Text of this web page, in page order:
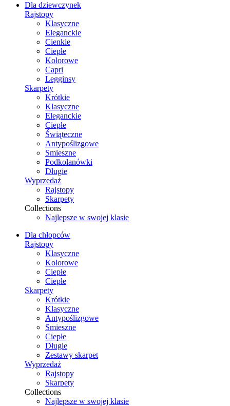
Dla dziewczynek
Rajstopy
Klasyczne
Eleganckie
Cienkie
Ciepłe
Kolorowe
Capri
Legginsy
Skarpety
Krótkie
Klasyczne
Eleganckie
Ciepłe
Świąteczne
Antypoślizgowe
Smieszne
Podkolanówki
Długie
Wyprzedaż
Rajstopy
Skarpety
Collections
Najlepsze w swojej klasie
Dla chłopców
Rajstopy
Klasyczne
Kolorowe
Ciepłe
Ciepłe
Skarpety
Krótkie
Klasyczne
Antypoślizgowe
Smieszne
Ciepłe
Długie
Zestawy skarpet
Wyprzedaż
Rajstopy
Skarpety
Collections
Najlepsze w swojej klasie